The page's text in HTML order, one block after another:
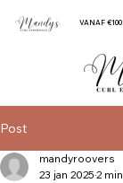
VANAF
Post
mandyroovers
23 jan 2025 2